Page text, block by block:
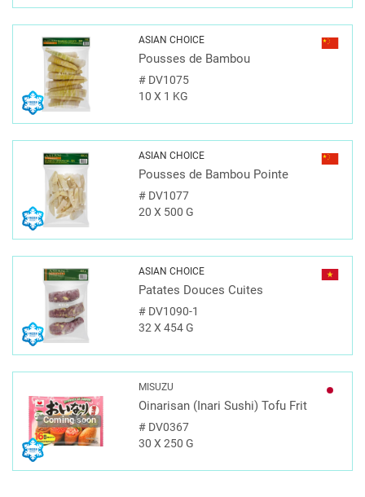
ASIAN CHOICE
Pousses de Bambou
#DV1075
10 X 1 KG
ASIAN CHOICE
Pousses de Bambou Pointe
#DV1077
20 X 500 G
ASIAN CHOICE
Patates Douces Cuites
#DV1090-1
32 X 454 G
Coming soon
MISUZU
Oinarisan (Inari Sushi) Tofu Frit
#DV0367
30 X 250 G